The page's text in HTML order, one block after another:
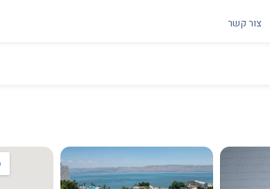
צור קשר